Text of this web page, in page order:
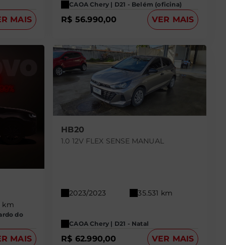
MAIS
CAOA Chery | D21 - Belém (oficina)
R$ 56.990,00 VER MAIS
km
do
MAIS
HB20
1.0 12V FLEX SENSE MANUAL
2023/2023 35.531 km
CAOA Chery | D21 - Natal
R$ 62.990,00 VER MAIS